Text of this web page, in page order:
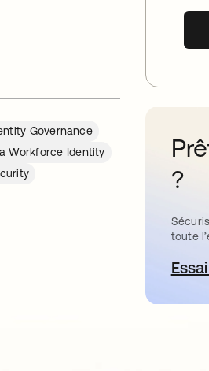
Governance
Workforce Identity
?
toute